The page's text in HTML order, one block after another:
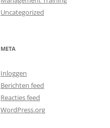
Uncategorized
META
Inloggen
Berichten feed
Reacties feed
WordPress.org